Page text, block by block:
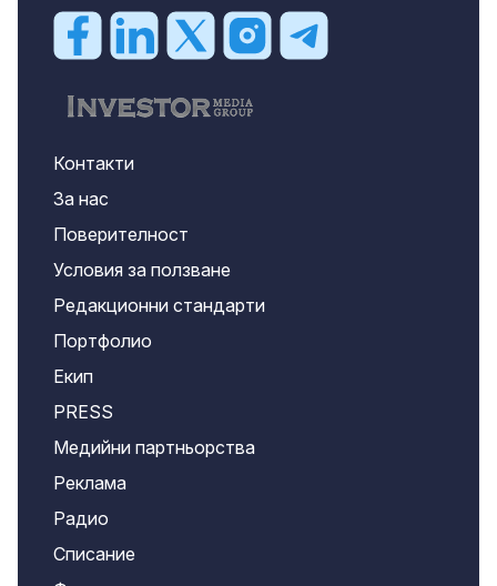
Контакти
За нас
Поверителност
Условия за ползване
Редакционни стандарти
Портфолио
Екип
PRESS
Медийни партньорства
Реклама
Радио
Списание